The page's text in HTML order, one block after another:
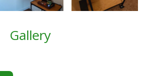
Gallery